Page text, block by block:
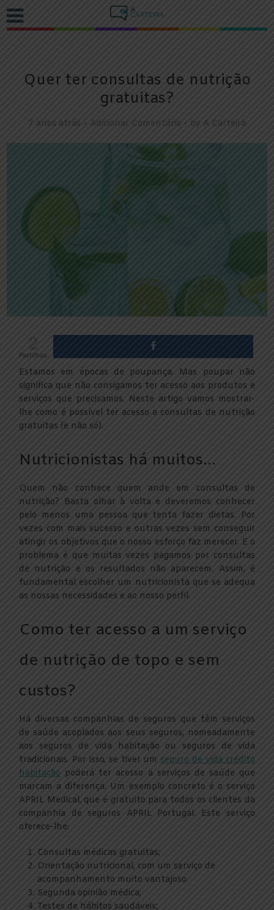
Quer ter consultas de nutrição
gratuitas?
7 anos atrás Adicionar Comentário by A Carteira
Partilhas
Estamos em épocas de poupança. Mas poupar não
significa que não consigamos ter acesso aos produtos e
serviços que precisamos. Neste artigo vamos mostrar-
lhe como é possível ter acesso a consultas de nutrição
gratuitas (e não só).
Nutricionistas há muitos…
Quem não conhece quem ande em consultas de
nutrição? Basta olhar à volta e deveremos conhecer
pelo menos uma pessoa que tenta fazer dietas. Por
vezes com mais sucesso e outras vezes sem conseguir
atingir os objetivos que o nosso esforço faz merecer. E o
problema é que muitas vezes pagamos por consultas
de nutrição e os resultados não aparecem. Assim, é
fundamental escolher um nutricionista que se adequa
as nossas necessidades e ao nosso perfil.
Como ter acesso a um serviço
de nutrição de topo e sem
custos?
Há diversas companhias de seguros que têm serviços
de saúde acoplados aos seus seguros, nomeadamente
aos seguros de vida habitação ou seguros de vida
tradicionais. Por isso, se tiver um seguro de vida crédito
habitação poderá ter acesso a serviços de saúde que
marcam a diferença. Um exemplo concreto é o serviço
APRIL Medical, que é gratuito para todos os clientes da
companhia de seguros APRIL Portugal. Este serviço
oferece-lhe:
Consultas médicas gratuitas;
Orientação nutricional, com um serviço de
acompanhamento muito vantajoso.
Segunda opinião médica;
Testes de hábitos saudáveis;